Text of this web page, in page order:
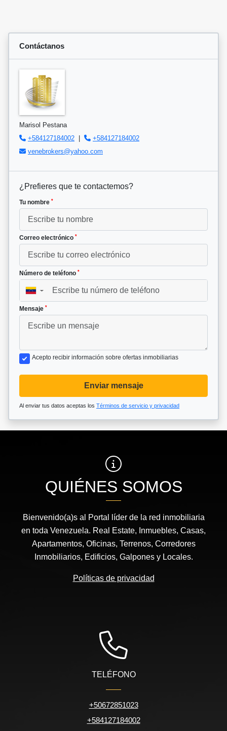
Contáctanos
Marisol Pestana
+584127184002
+584127184002
venebrokers@yahoo.com
¿Prefieres que te contactemos?
Tu nombre *
Correo electrónico *
Número de teléfono *
▼
Mensaje *
Acepto recibir información sobre ofertas inmobiliarias
Enviar mensaje
Al enviar tus datos aceptas los Términos de servicio y privacidad
QUIÉNES SOMOS
Bienvenido(a)s al Portal líder de la red inmobiliaria
en toda Venezuela. Real Estate, Inmuebles, Casas,
Apartamentos, Oficinas, Terrenos, Corredores
Inmobiliarios, Edificios, Galpones y Locales.
Políticas de privacidad
TELÉFONO
+50672851023
+584127184002